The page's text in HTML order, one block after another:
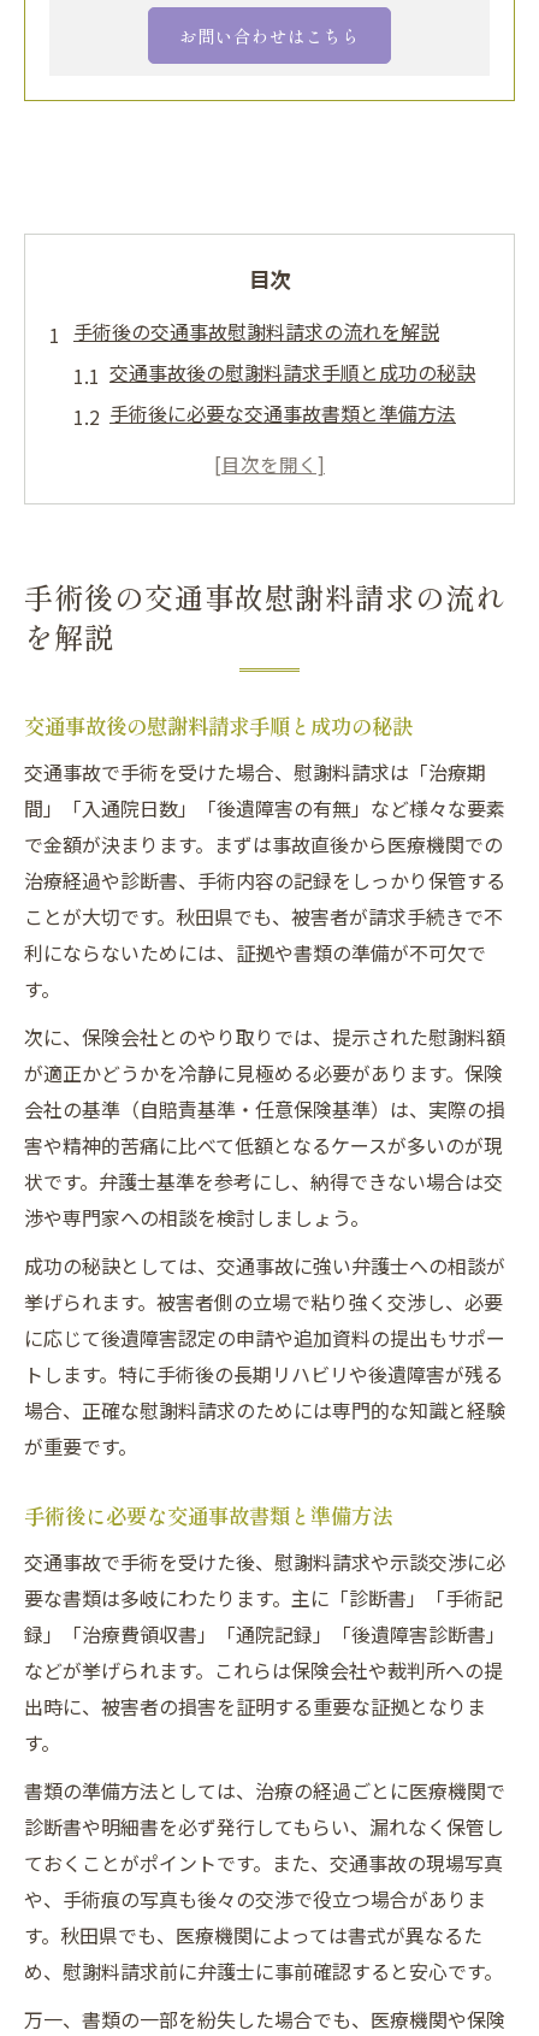
お問い合わせはこちら
目次
手術後の交通事故慰謝料請求の流れを解説
交通事故後の慰謝料請求手順と成功の秘訣
手術後に必要な交通事故書類と準備方法
弁護士依頼前の交通事故慰謝料の基礎知識
交通事故で手術を受けた後の注意点と対策
交通事故後の手術で見落としやすいポイン
ト
応
交通事故手術痕や後遺障害認定の注意事項
交通事故による手術後のリハビリ支援策
慰謝料請求時の交通事故手術体験談の活用
法
実体験に基づく交通事故手術の慰謝料知識
交通事故手術体験談から学ぶ慰謝料増額の
交通事故骨折手術後の慰謝料事例を徹底解
説
実体験をもとにした交通事故手術費用の把
握法
交通事故の手術後に発生する追加費用の注
交通事故手術痕慰謝料の実際と証拠の集め
方
手術後の交通事故後遺障害認定のポイント
交通事故手術後の後遺障害認定で重視され
る点
影響
後遺障害申請時に交通事故体験談を生かす
方法
交通事故後の後遺症を証明する書類の準備
法
交通事故の手術後に必要な医師の診断書の
交通事故で手術費用や緊急手術時の疑問解消
交通事故の手術費用と保険会社対応の要点
緊急手術が必要な交通事故時の慰謝料対応
交通事故手術時間や内容が慰謝料に与える
影響
交通事故被害者の手術費用負担を減らす工
夫
手術後の交通事故慰謝料請求の流れ
を解説
交通事故後の慰謝料請求手順と成功の秘訣
交通事故で手術を受けた場合、慰謝料請求は「治療期
間」「入通院日数」「後遺障害の有無」など様々な要素
で金額が決まります。まずは事故直後から医療機関での
治療経過や診断書、手術内容の記録をしっかり保管する
ことが大切です。秋田県でも、被害者が請求手続きで不
利にならないためには、証拠や書類の準備が不可欠で
す。
次に、保険会社とのやり取りでは、提示された慰謝料額
が適正かどうかを冷静に見極める必要があります。保険
会社の基準（自賠責基準・任意保険基準）は、実際の損
害や精神的苦痛に比べて低額となるケースが多いのが現
状です。弁護士基準を参考にし、納得できない場合は交
渉や専門家への相談を検討しましょう。
成功の秘訣としては、交通事故に強い弁護士への相談が
挙げられます。被害者側の立場で粘り強く交渉し、必要
に応じて後遺障害認定の申請や追加資料の提出もサポー
トします。特に手術後の長期リハビリや後遺障害が残る
場合、正確な慰謝料請求のためには専門的な知識と経験
が重要です。
手術後に必要な交通事故書類と準備方法
交通事故で手術を受けた後、慰謝料請求や示談交渉に必
要な書類は多岐にわたります。主に「診断書」「手術記
録」「治療費領収書」「通院記録」「後遺障害診断書」
などが挙げられます。これらは保険会社や裁判所への提
出時に、被害者の損害を証明する重要な証拠となりま
す。
書類の準備方法としては、治療の経過ごとに医療機関で
診断書や明細書を必ず発行してもらい、漏れなく保管し
ておくことがポイントです。また、交通事故の現場写真
や、手術痕の写真も後々の交渉で役立つ場合がありま
す。秋田県でも、医療機関によっては書式が異なるた
め、慰謝料請求前に弁護士に事前確認すると安心です。
万一、書類の一部を紛失した場合でも、医療機関や保険